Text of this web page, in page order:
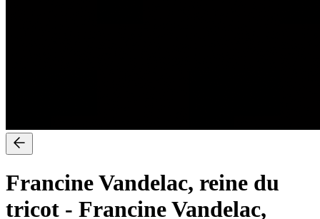
Francine Vandelac, reine du
tricot - Francine Vandelac,